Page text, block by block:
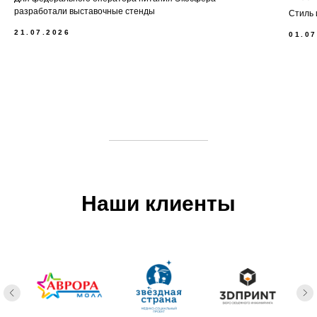
разработали выставочные стенды
21.07.2026
Стиль
Наши клиенты
logomen@mail.ru